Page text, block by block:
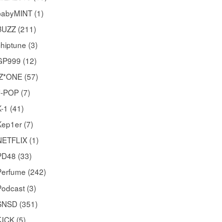
(1)
(211)
(3)
(12)
(57)
POP (7)
1 (41)
(7)
(1)
(33)
(242)
(3)
(351)
(5)